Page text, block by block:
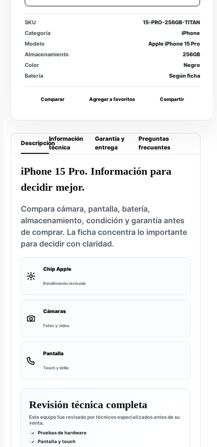
SKU
15-PRO-256GB-TITAN
Categoría
iPhone
Modelo
Apple iPhone 15 Pro
Almacenamiento
256GB
Color
Negro
Batería
Según ficha
Comparar Agregar a favoritos Compartir
Descripción
Información
técnica
Garantía y
entrega
Preguntas
frecuentes
iPhone 15 Pro. Información para
decidir mejor.
Compara cámara, pantalla, batería,
almacenamiento, condición y garantía antes
de comprar. La ficha concentra lo importante
para decidir con claridad.
Chip Apple
Rendimiento revisado
Cámaras
Fotos y video
Pantalla
Touch y brillo
Revisión técnica completa
Este equipo fue revisado por técnicos especializados antes de su
venta.
Pruebas de hardware
Pantalla y touch